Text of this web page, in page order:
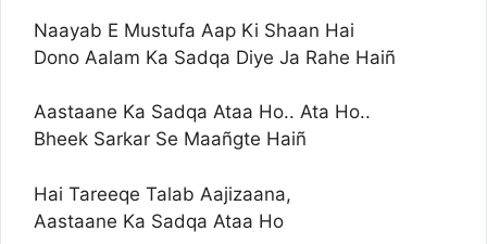
Naayab E Mustufa Aap Ki Shaan Hai
Dono Aalam Ka Sadqa Diye Ja Rahe Haiñ
Aastaane Ka Sadqa Ataa Ho.. Ata Ho..
Bheek Sarkar Se Maañgte Haiñ
Hai Tareeqe Talab Aajizaana,
Aastaane Ka Sadqa Ataa Ho